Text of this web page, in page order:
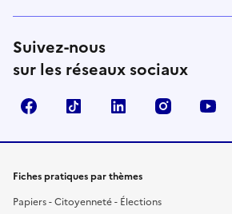
Suivez-nous
sur les réseaux sociaux
FacebookTikTok LinkedIn Instagram
Fiches pratiques par thèmes
Papiers - Citoyenneté - Élections